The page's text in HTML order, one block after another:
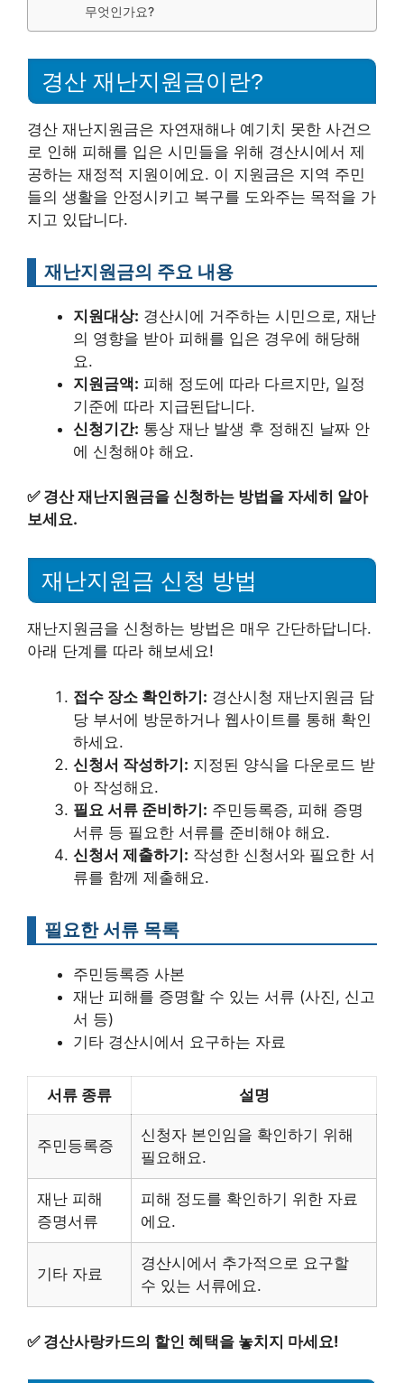
무엇인가요?
경산 재난지원금이란?
경산 재난지원금은 자연재해나 예기치 못한 사건으
로 인해 피해를 입은 시민들을 위해 경산시에서 제
공하는 재정적 지원이에요. 이 지원금은 지역 주민
들의 생활을 안정시키고 복구를 도와주는 목적을 가
지고 있답니다.
재난지원금의 주요 내용
지원대상: 경산시에 거주하는 시민으로, 재난
의 영향을 받아 피해를 입은 경우에 해당해
요.
지원금액: 피해 정도에 따라 다르지만, 일정
기준에 따라 지급된답니다.
신청기간: 통상 재난 발생 후 정해진 날짜 안
에 신청해야 해요.
✅ 경산 재난지원금을 신청하는 방법을 자세히 알아
보세요.
재난지원금 신청 방법
재난지원금을 신청하는 방법은 매우 간단하답니다.
아래 단계를 따라 해보세요!
접수 장소 확인하기: 경산시청 재난지원금 담
당 부서에 방문하거나 웹사이트를 통해 확인
하세요.
신청서 작성하기: 지정된 양식을 다운로드 받
아 작성해요.
필요 서류 준비하기: 주민등록증, 피해 증명
서류 등 필요한 서류를 준비해야 해요.
신청서 제출하기: 작성한 신청서와 필요한 서
류를 함께 제출해요.
필요한 서류 목록
주민등록증 사본
재난 피해를 증명할 수 있는 서류 (사진, 신고
서 등)
기타 경산시에서 요구하는 자료
서류 종류 설명
주민등록증
신청자 본인임을 확인하기 위해
필요해요.
재난 피해
증명서류
피해 정도를 확인하기 위한 자료
에요.
기타 자료
경산시에서 추가적으로 요구할
수 있는 서류에요.
✅ 경산사랑카드의 할인 혜택을 놓치지 마세요!